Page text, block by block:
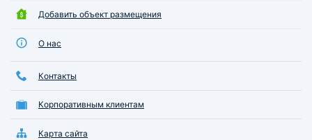
Добавить объект размещения
О нас
Контакты
Корпоративным клиентам
Карта сайта